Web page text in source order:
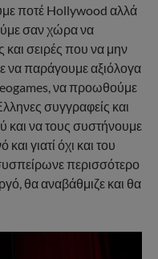
ποτέ Hollywood αλλά
σαν χώρα να
και σειρές που να μην
να παράγουμε αξιόλογα
να προωθούμε
συγγραφείς και
και να τους συστήνουμε
γιατί όχι και του
περισσότερο
θα αναβάθμιζε και θα